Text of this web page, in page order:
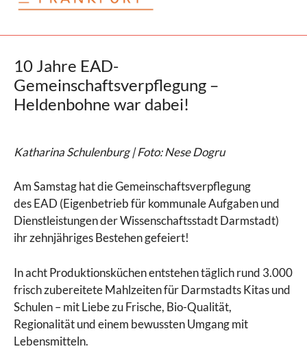
10 Jahre EAD-
Gemeinschaftsverpflegung –
Heldenbohne war dabei!
Katharina Schulenburg | Foto: Nese Dogru
Am Samstag hat die Gemeinschaftsverpflegung
desEAD (Eigenbetrieb für kommunale Aufgaben und
Dienstleistungen der Wissenschaftsstadt Darmstadt)
ihr zehnjähriges Bestehen gefeiert!
In acht Produktionsküchen entstehen täglich rund 3.000
frisch zubereitete Mahlzeiten für Darmstadts Kitas und
Schulen – mit Liebe zu Frische, Bio-Qualität,
Regionalität und einem bewussten Umgang mit
Lebensmitteln.